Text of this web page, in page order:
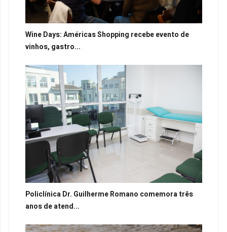
Wine Days: Américas Shopping recebe evento de
vinhos, gastro...
Policlínica Dr. Guilherme Romano comemora três
anos de atend...